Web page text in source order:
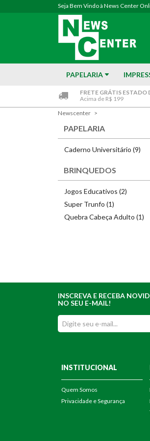
Seja Bem Vindo à News Center
PAPELARIA
FRETE GRÁTIS ESTADO
Acima de R$ 199
Newscenter
PAPELARIA
Caderno Universitário (9)
BRINQUEDOS
Jogos Educativos (2)
Super Trunfo (1)
Quebra Cabeça Adulto (1)
INSCREVA E RECEBA
NO SEU E-MAIL!
INSTITUCIONAL
Quem Somos
Privacidade e Segurança